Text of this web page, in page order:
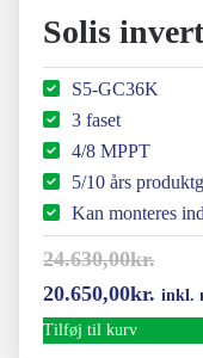
Solis
S5-GC36K
3 faset
4/8 MPPT
5/10 års
Kan monteres
24.630,00kr.
Den
oprindelige
20.650,00kr. Den
inkl.
Tilføj til kurv